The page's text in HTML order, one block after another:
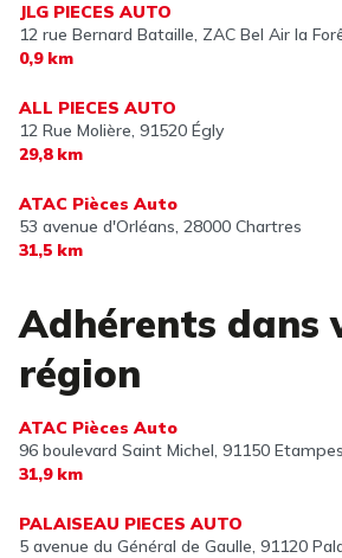
JLG PIECES AUTO
12 rue Bernard Bataille, ZAC Bel Air la
0,9 km
ALL PIECES AUTO
12 Rue Molière, 91520 Égly
29,8 km
ATAC Pièces Auto
53 avenue d'Orléans, 28000 Chartres
31,5 km
Adhérents dans
région
ATAC Pièces Auto
96 boulevard Saint Michel, 91150 Etampes
31,9 km
PALAISEAU PIECES AUTO
5 avenue du Général de Gaulle, 91120